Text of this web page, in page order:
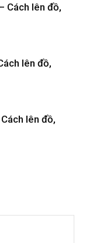
Cách lên đồ,
lên đồ,
lên đồ,